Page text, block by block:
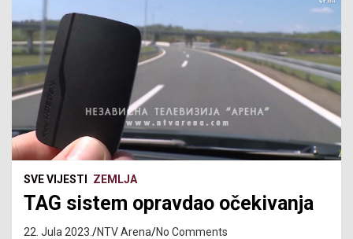
SVE VIJESTI ZEMLJA
TAG sistem opravdao očekivanja
22. Jula 2023. NTV Arena No Comments